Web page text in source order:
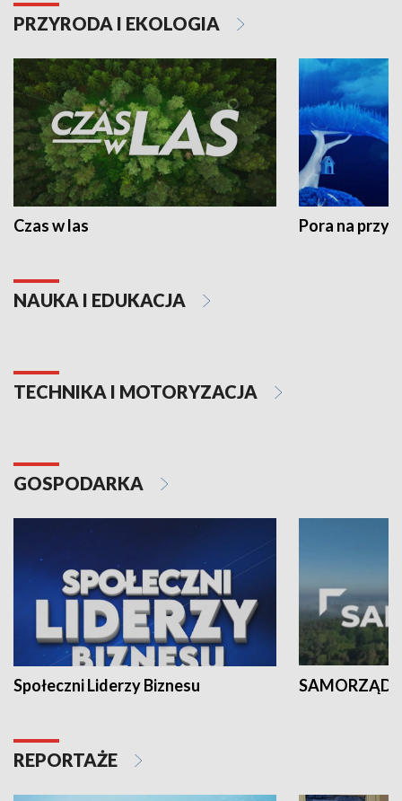
PRZYRODA I EKOLOGIA
Czas w las Pora na
NAUKA I EDUKACJA
TECHNIKA I MOTORYZACJA
GOSPODARKA
Społeczni Liderzy Biznesu SAMORZĄD
REPORTAŻE